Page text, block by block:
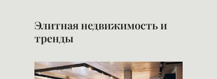
Элитная недвижимость и
тренды